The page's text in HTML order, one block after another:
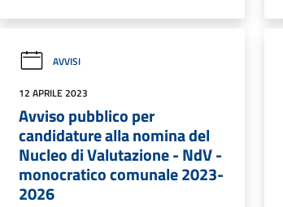
AVVISI
12 APRILE 2023
Avviso pubblico per
candidature alla nomina del
Nucleo di Valutazione - NdV -
monocratico comunale 2023-
2026